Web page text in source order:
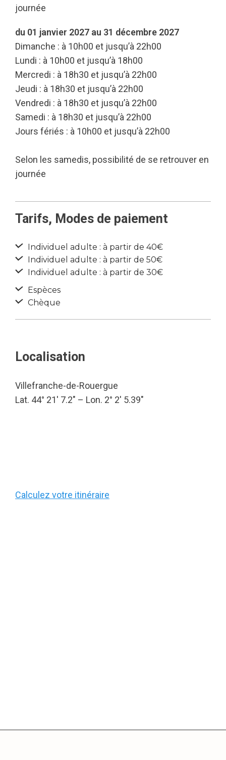
journée
du 01 janvier 2027 au 31 décembre 2027
Dimanche : à 10h00 et jusqu’à 22h00
Lundi : à 10h00 et jusqu’à 18h00
Mercredi : à 18h30 et jusqu’à 22h00
Jeudi : à 18h30 et jusqu’à 22h00
Vendredi : à 18h30 et jusqu’à 22h00
Samedi : à 18h30 et jusqu’à 22h00
Jours fériés : à 10h00 et jusqu’à 22h00
Selon les samedis, possibilité de se retrouver en
journée
Tarifs, Modes de paiement
Individuel adulte : à partir de 40€
Individuel adulte : à partir de 50€
Individuel adulte : à partir de 30€
Espèces
Chèque
Localisation
Villefranche-de-Rouergue
Lat. 44° 21′ 7.2″ – Lon. 2° 2′ 5.39″
Calculez votre itinéraire